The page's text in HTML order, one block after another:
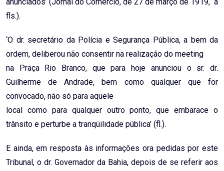
anunciados’ (Jornal do Comércio, de 27 de março de 1919, a
fls.).
‘O dr. secretário da Polícia e Segurança Pública, a bem da
ordem, deliberou não consentir na realização do meeting
na Praça Rio Branco, que para hoje anunciou o sr. dr.
Guilherme de Andrade, bem como qualquer que for
convocado, não só para aquele
local como para qualquer outro ponto, que embarace o
trânsito e perturbe a tranqüilidade pública’ (fl.).
E ainda, em resposta às informações ora pedidas por este
Tribunal, o dr. Governador da Bahia, depois de se referir aos